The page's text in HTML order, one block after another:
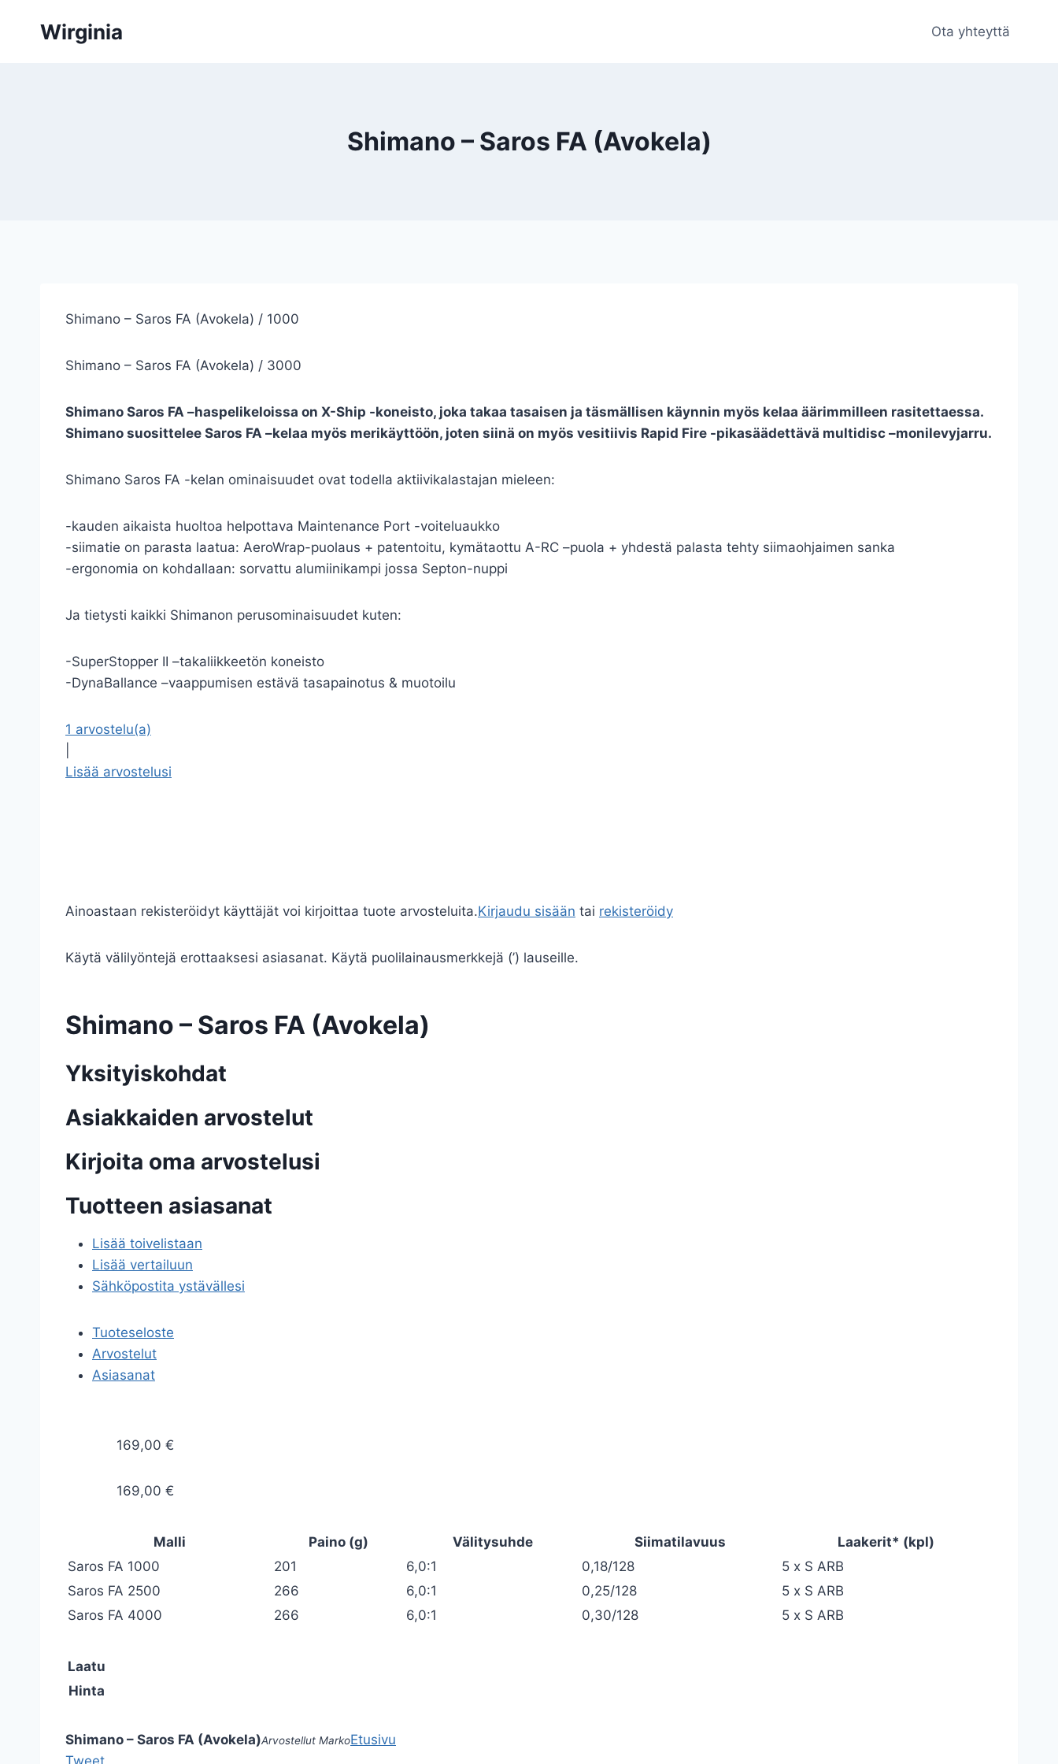
sisältöönWirginia Ota yhteyttä
Shimano – Saros FA (Avokela)
Shimano – Saros FA (Avokela) / 1000
Shimano – Saros FA (Avokela) / 3000
Shimano Saros FA –haspelikeloissa on X-Ship -koneisto, joka takaa tasaisen ja täsmällisen käynnin myös kelaa äärimmilleen rasitettaessa.
Shimano suosittelee Saros FA –kelaa myös merikäyttöön, joten siinä on myös vesitiivis Rapid Fire -pikasäädettävä multidisc –monilevyjarru.
Shimano Saros FA -kelan ominaisuudet ovat todella aktiivikalastajan mieleen:
-kauden aikaista huoltoa helpottava Maintenance Port -voiteluaukko
-siimatie on parasta laatua: AeroWrap-puolaus + patentoitu, kymätaottu A-RC –puola + yhdestä palasta tehty siimaohjaimen sanka
-ergonomia on kohdallaan: sorvattu alumiinikampi jossa Septon-nuppi
Ja tietysti kaikki Shimanon perusominaisuudet kuten:
-SuperStopper II –takaliikkeetön koneisto
-DynaBallance –vaappumisen estävä tasapainotus & muotoilu
1 arvostelu(a)
Lisää arvostelusi
Ainoastaan rekisteröidyt käyttäjät voi kirjoittaa tuote arvosteluita.Kirjaudu sisään tai rekisteröidy
Käytä välilyöntejä erottaaksesi asiasanat. Käytä puolilainausmerkkejä (’) lauseille.
Shimano – Saros FA (Avokela)
Yksityiskohdat
Asiakkaiden arvostelut
Kirjoita oma arvostelusi
Tuotteen asiasanat
Lisää toivelistaan
Lisää vertailuun
Sähköpostita ystävällesi
Tuoteseloste
Arvostelut
Asiasanat
169,00 €
169,00 €
Malli Paino (g) Välitysuhde Siimatilavuus
Laakerit* (kpl)
Saros FA 1000
201 6,0:1 0,18/128
5 x S ARB
Saros FA 2500
266 6,0:1 0,25/128
5 x S ARB
Saros FA 4000
266 6,0:1 0,30/128 5 x S ARB
Laatu
Hinta
Shimano – Saros FA (Avokela)Arvostellut MarkoEtusivu
Tweet